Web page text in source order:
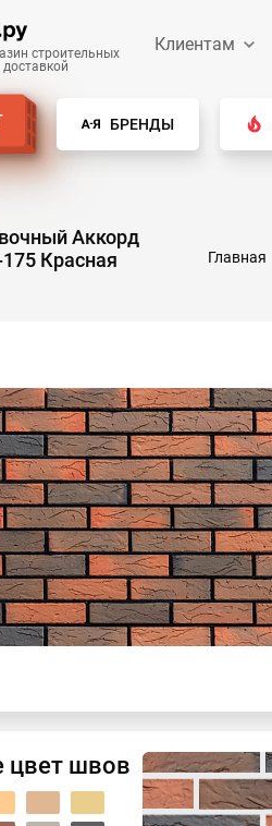
строительных
Клиентам
БРЕНДЫ
Аккорд
Красная
Главная
цвет швов